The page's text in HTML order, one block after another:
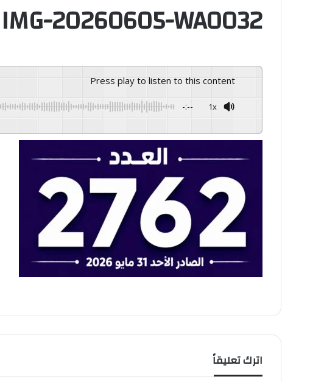
IMG-20260605-WA0032
Press play to listen to this content
-:-- 1x
اترك تعليقاً